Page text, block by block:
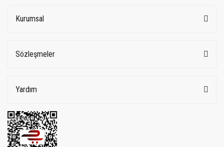
Kurumsal
Sözleşmeler
Yardım